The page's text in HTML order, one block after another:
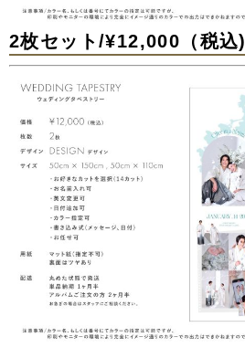
2枚セット/¥12,000（税込)